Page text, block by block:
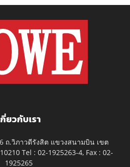
กี่ยวกับเรา
ถ.วิภาวดีรังสิต แขวงสนามบิน เขต
Tel : 02-1925263-4, Fax : 02-
1925265